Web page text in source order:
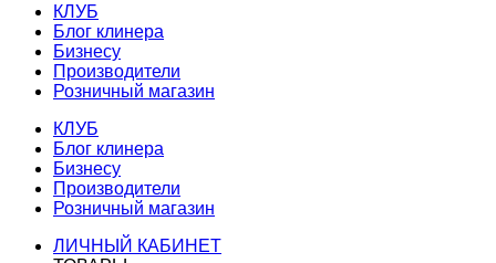
КЛУБ
Блог клинера
Бизнесу
Производители
Розничный магазин
КЛУБ
Блог клинера
Бизнесу
Производители
Розничный магазин
ЛИЧНЫЙ КАБИНЕТ